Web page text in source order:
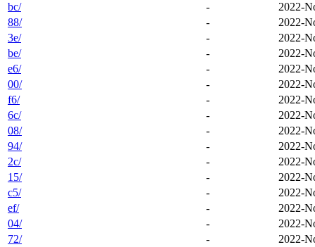
bc/
-
2022-
88/
-
2022-
3e/
-
2022-
be/
-
2022-
e6/
-
2022-
00/
-
2022-
f6/
-
2022-
6c/
-
2022-
08/
-
2022-
94/
-
2022-
2c/
-
2022-
15/
-
2022-
c5/
-
2022-
ef/
-
2022-
04/
-
2022-
72/
-
2022-